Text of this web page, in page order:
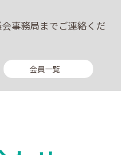
事務局までご連絡くだ
会員一覧